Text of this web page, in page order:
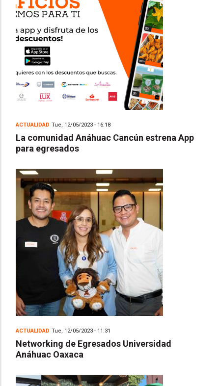
ACTUALIDAD Tue, 12/05/2023 - 16:18
La comunidad Anáhuac Cancún estrena App
para egresados
ACTUALIDAD Tue, 12/05/2023 - 11:31
Networking de Egresados Universidad
Anáhuac Oaxaca